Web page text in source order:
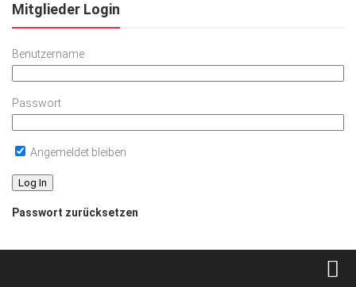
Mitglieder Login
Benutzername
Passwort
Angemeldet bleiben
Passwort zurücksetzen